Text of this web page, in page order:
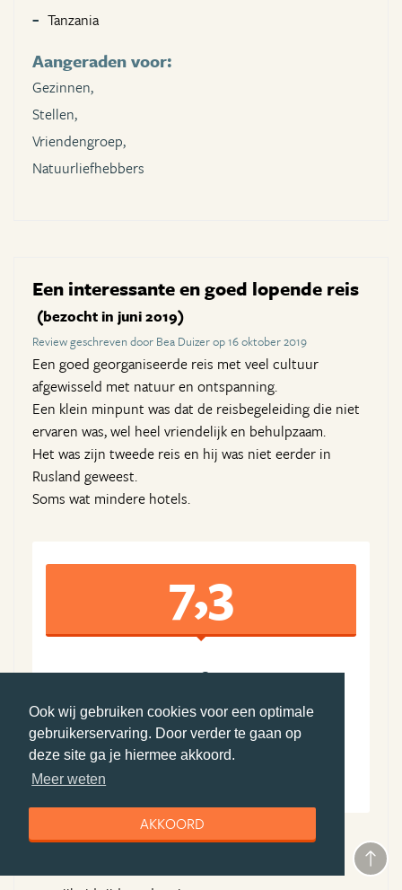
Ook wij gebruiken cookies voor een optimale
gebruikerservaring. Door verder te gaan op
deze site ga je hiermee akkoord.
Meer weten
AKKOORD
Tanzania
Aangeraden voor:
Gezinnen,
Stellen,
Vriendengroep,
Natuurliefhebbers
Een interessante en goed lopende reis
(bezocht in juni 2019)
Review geschreven door Bea Duizer op 16 oktober 2019
Een goed georganiseerde reis met veel cultuur
afgewisseld met natuur en ontspanning.
Een klein minpunt was dat de reisbegeleiding die niet
ervaren was, wel heel vriendelijk en behulpzaam.
Het was zijn tweede reis en hij was niet eerder in
Rusland geweest.
Soms wat mindere hotels.
7,3
7 8
8
Reisleiding
7
Accommodatie(s)
7
Vervoer
7